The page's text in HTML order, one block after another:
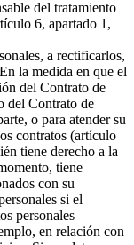
del tratamiento
6, apartado 1,
a rectificarlos,
la medida en que el
del Contrato de
del Contrato de
o para atender su
contratos (artículo
tiene derecho a la
tiene
con su
si el
personales
en relación con